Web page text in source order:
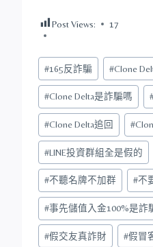
Post Views: 17
Post
Tags:
#165反詐騙 #Clone
#Clone Delta是詐騙嗎
#Clone Delta追回 #
#LINE投資群組全是假的
#不聽名牌不加群 #不
#事先儲值入金100%是詐
#假交友真詐財 #假冒